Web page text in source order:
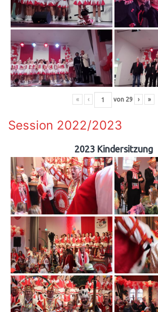
« ‹ von 29 › »
Session 2022/2023
2023 Kindersitzung